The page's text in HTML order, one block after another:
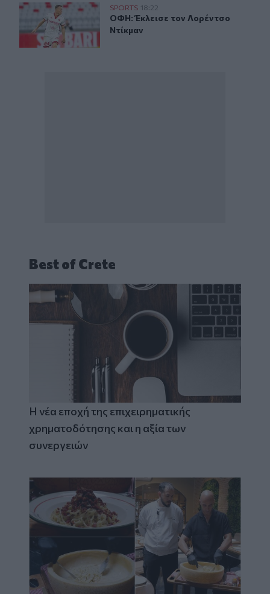
ΟΦΗ: Έκλεισε τον Λορέντσο Ντίκμαν
SPORTS 18:22
ΟΦΗ: Έκλεισε τον Λορέντσο
ΟΦΗ: Έκλεισε τον Λορέντσο
Ντίκμαν
Best of Crete
Η νέα εποχή της επιχειρηματικής
χρηματοδότησης και η αξία των
συνεργειών